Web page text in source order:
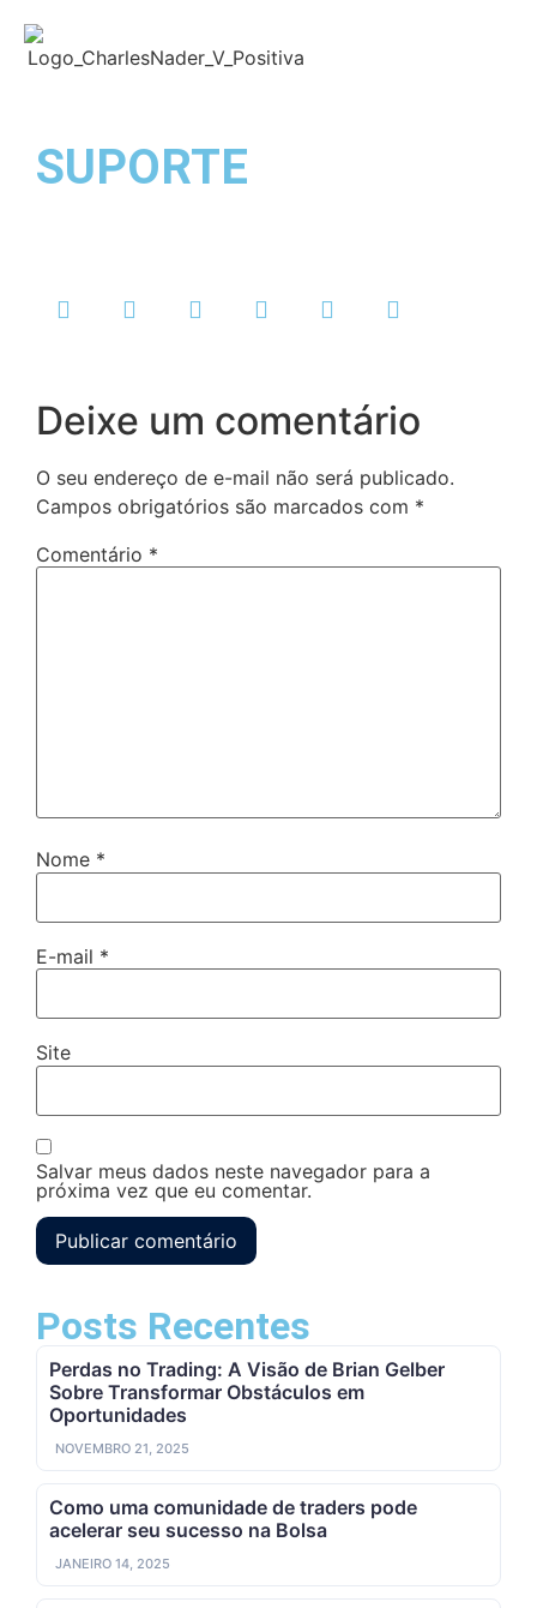
SUPORTE
Deixe um comentário
O seu endereço de e-mail não será publicado.
Campos obrigatórios são marcados com *
Comentário *
Nome *
E-mail *
Site
Salvar meus dados neste navegador para a
próxima vez que eu comentar.
Posts Recentes
Perdas no Trading: A Visão de Brian Gelber
Sobre Transformar Obstáculos em
Oportunidades
NOVEMBRO 21, 2025
Como uma comunidade de traders pode
acelerar seu sucesso na Bolsa
JANEIRO 14, 2025